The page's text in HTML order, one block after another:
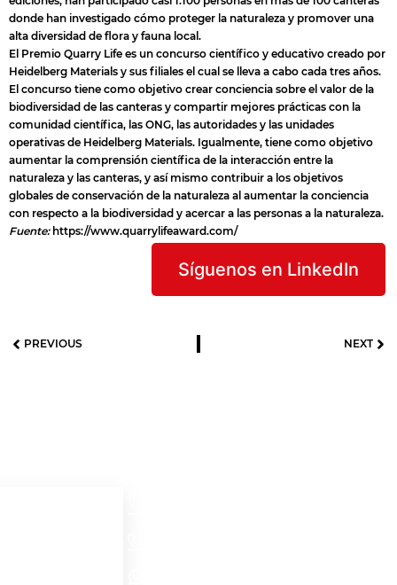
donde han investigado cómo proteger la naturaleza y promover una
alta diversidad de flora y fauna local.
El Premio Quarry Life es un concurso científico y educativo creado por
Heidelberg Materials y sus filiales el cual se lleva a cabo cada tres años.
El concurso tiene como objetivo crear conciencia sobre el valor de la
biodiversidad de las canteras y compartir mejores prácticas con la
comunidad científica, las ONG, las autoridades y las unidades
operativas de Heidelberg Materials. Igualmente, tiene como objetivo
aumentar la comprensión científica de la interacción entre la
naturaleza y las canteras, y así mismo contribuir a los objetivos
globales de conservación de la naturaleza al aumentar la conciencia
con respecto a la biodiversidad y acercar a las personas a la naturaleza.
Fuente: https://www.quarrylifeaward.com/
Síguenos en LinkedIn
PREVIOUS NEXT